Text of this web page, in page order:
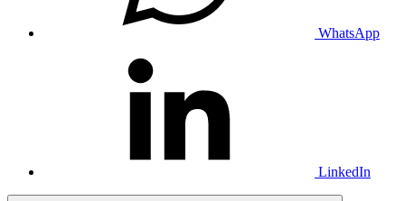
WhatsApp
LinkedIn